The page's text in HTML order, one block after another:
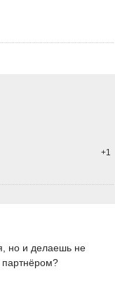
+1
но и делаешь не
партнёром?